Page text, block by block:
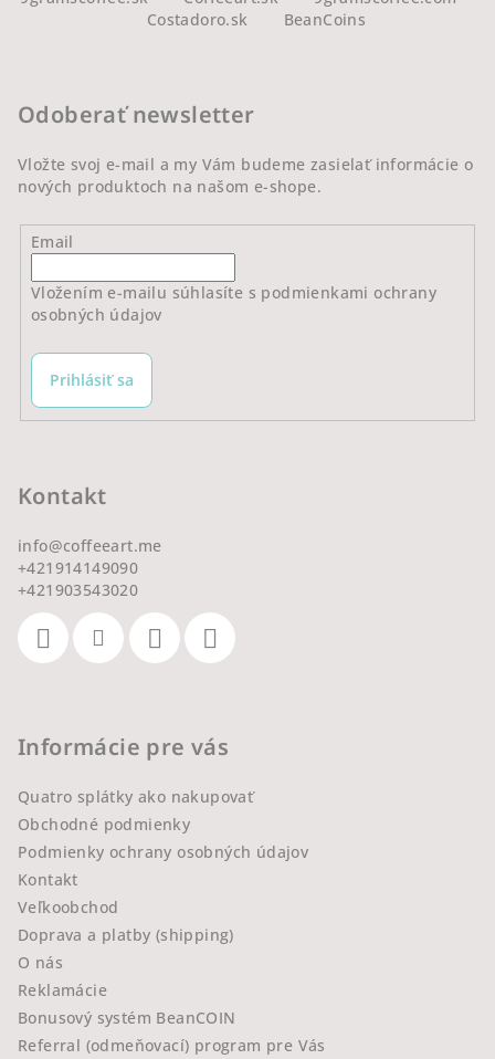
Costadoro.sk
BeanCoins
Odoberať newsletter
Vložte svoj e-mail a my Vám budeme zasielať informácie o
nových produktoch na našom e-shope.
Email
Vložením e-mailu súhlasíte s podmienkami ochrany
osobných údajov
Prihlásiť sa
Kontakt
info@coffeeart.me
+421914149090
+421903543020
Informácie pre vás
Quatro splátky ako nakupovať
Obchodné podmienky
Podmienky ochrany osobných údajov
Kontakt
Veľkoobchod
Doprava a platby (shipping)
O nás
Reklamácie
Bonusový systém BeanCOIN
Referral (odmeňovací) program pre Vás